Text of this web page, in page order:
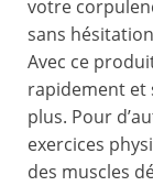
votre
sans
Avec ce
rapidement et
plus. Pour
exercices
des muscles